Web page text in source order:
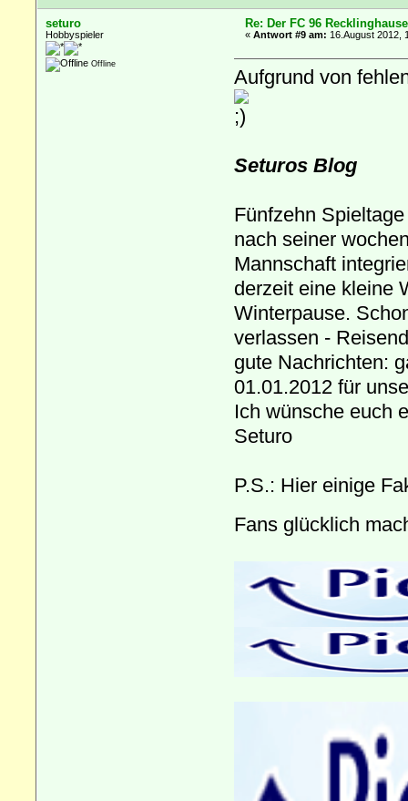
seturo
Hobbyspieler
Offline
Re: Der FC 96
«Antwort #9 am: 16.August 2012,
Aufgrund von
Seturos Blog
Fünfzehn
nach seiner
Mannschaft
derzeit eine kleine
Winterpause.
verlassen -
gute Nachrichten:
01.01.2012 für
Ich wünsche euch
Seturo
P.S.: Hier einige
Fans glücklich